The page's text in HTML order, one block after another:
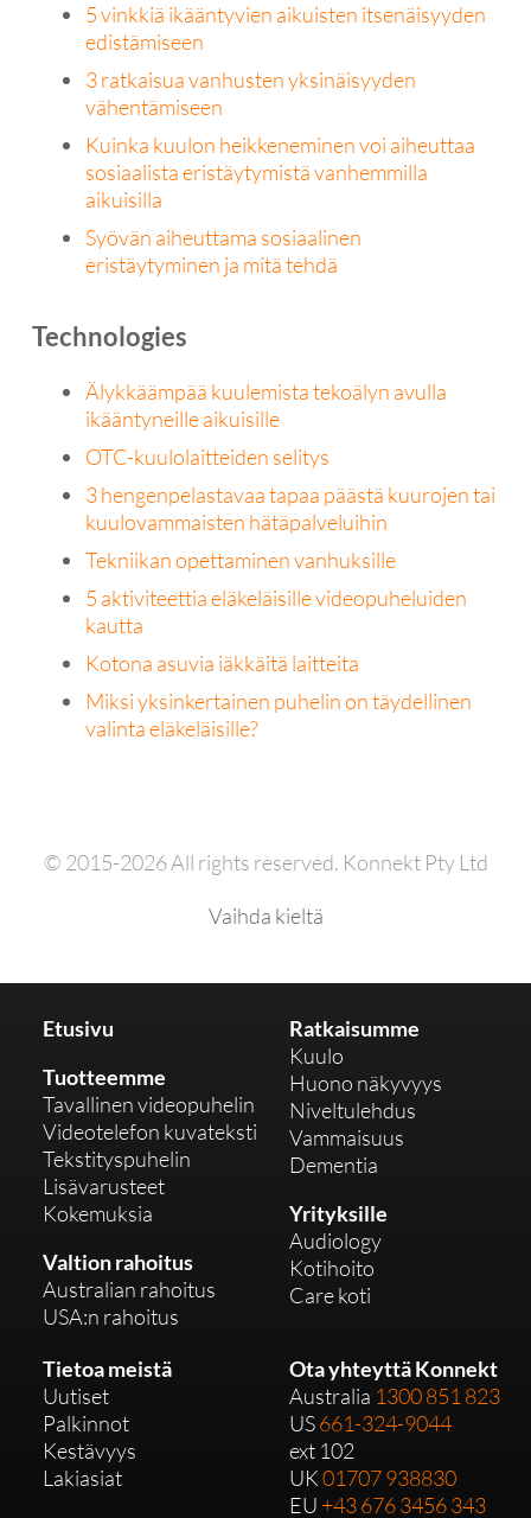
5 vinkkiä ikääntyvien aikuisten itsenäisyyden
edistämiseen
3 ratkaisua vanhusten yksinäisyyden
vähentämiseen
Kuinka kuulon heikkeneminen voi aiheuttaa
sosiaalista eristäytymistä vanhemmilla
aikuisilla
Syövän aiheuttama sosiaalinen
eristäytyminen ja mitä tehdä
Technologies
Älykkäämpää kuulemista tekoälyn avulla
ikääntyneille aikuisille
OTC-kuulolaitteiden selitys
3 hengenpelastavaa tapaa päästä kuurojen tai
kuulovammaisten hätäpalveluihin
Tekniikan opettaminen vanhuksille
5 aktiviteettia eläkeläisille videopuheluiden
kautta
Kotona asuvia iäkkäitä laitteita
Miksi yksinkertainen puhelin on täydellinen
valinta eläkeläisille?
© 2015-2026 All rights reserved. Konnekt Pty Ltd
Vaihda kieltä
Etusivu
Tuotteemme
Tavallinen videopuhelin
Videotelefon kuvateksti
Tekstityspuhelin
Lisävarusteet
Kokemuksia
Valtion rahoitus
Australian rahoitus
USA:n rahoitus
Ratkaisumme
Kuulo
Huono näkyvyys
Niveltulehdus
Vammaisuus
Dementia
Yrityksille
Audiology
Kotihoito
Care koti
Tietoa meistä
Uutiset
Palkinnot
Kestävyys
Lakiasiat
Ota yhteyttä Konnekt
Australia 1300 851 823
US661-324-9044
ext 102
UK01707 938830
EU +43 676 3456 343